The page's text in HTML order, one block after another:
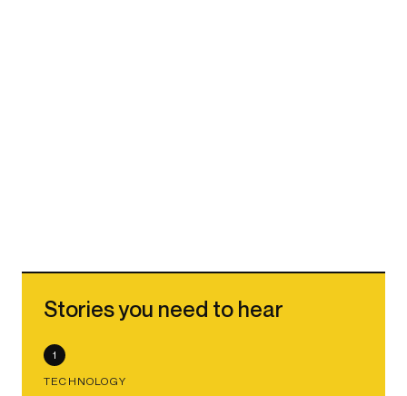
Stories you need to hear
1
TECHNOLOGY